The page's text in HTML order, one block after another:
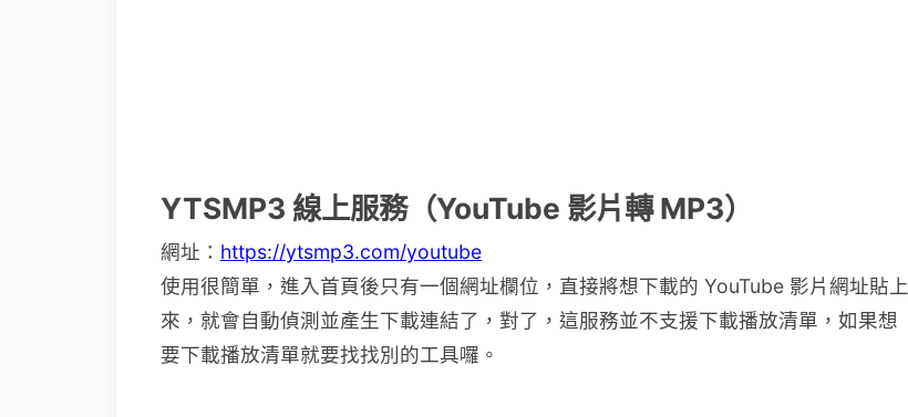
YTSMP3 線上服務（YouTube 影片轉 MP3）
網址： https://ytsmp3.com/youtube
使用很簡單，進入首頁後只有一個網址欄位，直接將想下載的 YouTube 影片網址貼上
來，就會自動偵測並產生下載連結了，對了，這服務並不支援下載播放清單，如果想
要下載播放清單就要找找別的工具囉。